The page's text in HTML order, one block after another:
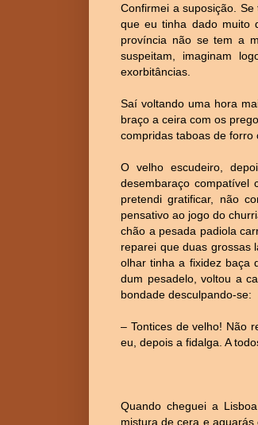
Confirmei a suposição.
que eu tinha dado muito
província não se tem a
suspeitam, imaginam
exorbitâncias.
Saí voltando uma hora
braço a ceira com os
compridas taboas de forro
O velho escudeiro,
desembaraço
pretendi gratificar, não
pensativo ao jogo do
chão a pesada padiola
reparei que duas grossas
olhar tinha a fixidez baça
dum pesadelo, voltou a
bondade desculpando-se:
– Tontices de velho! Não
eu, depois a fidalga. A
Quando cheguei a
mistura de cera e